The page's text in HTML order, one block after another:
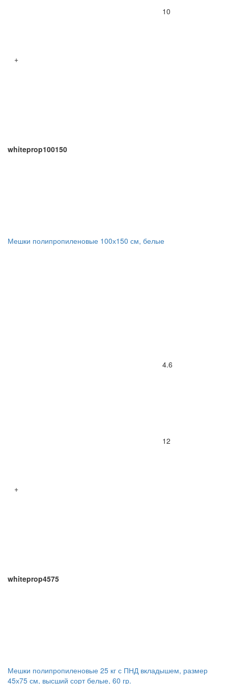
10
+
whiteprop100150
Мешки полипропиленовые 100х150 см, белые
4.6
12
+
whiteprop4575
Мешки полипропиленовые 25 кг с ПНД вкладышем, размер
45х75 см, высший сорт белые, 60 гр.